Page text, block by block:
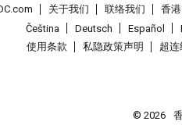
关于我们 联络我们 香
Čeština
Deutsch Español
使用条款
私隐政策声明 超连
© 2026